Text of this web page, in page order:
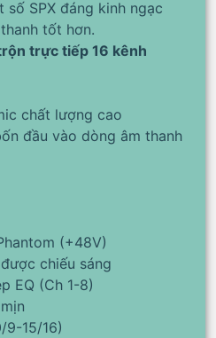
số SPX đáng kinh ngạc
tốt hơn.
trực tiếp 16 kênh
chất lượng cao
đầu vào dòng âm thanh
(+48V)
chiếu sáng
EQ (Ch 1-8)
9-15/16)